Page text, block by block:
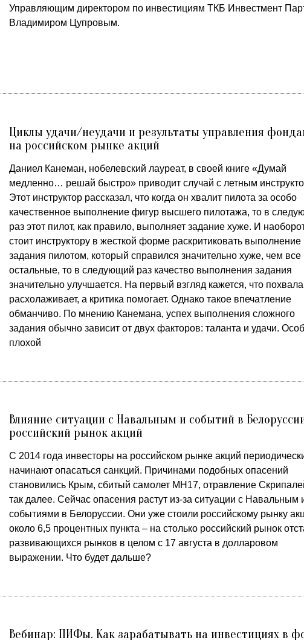
Управляющим директором по инвестициям ТКБ Инвестмент
Владимиром Цупровым.
Циклы удачи/неудачи и результаты управления
на российском рынке акций
Даниел Канеман, нобелевский лауреат, в своей книге «Думай
медленно… решай быстро» приводит случай с летным
Этот инструктор рассказал, что когда он хвалит пилота за особо
качественное выполнение фигур высшего пилотажа, то в
раз этот пилот, как правило, выполняет задание хуже. И
стоит инструктору в жесткой форме раскритиковать выполнение
задания пилотом, который справился значительно хуже, чем все
остальные, то в следующий раз качество выполнения задания
значительно улучшается. На первый взгляд кажется, что похвала
расхолаживает, а критика помогает. Однако такое впечатление
обманчиво. По мнению Канемана, успех выполнения сложного
задания обычно зависит от двух факторов: таланта и удачи.
плохой
Влияние ситуации с Навальным и событий в
российский рынок акций
С 2014 года инвесторы на российском рынке акций
начинают опасаться санкций. Причинами подобных опасений
становились Крым, сбитый самолет MH17, отравление
так далее. Сейчас опасения растут из-за ситуации с Навальным
событиями в Белоруссии. Они уже стоили российскому рынку
около 6,5 процентных пункта – на столько российский рынок
развивающихся рынков в целом с 17 августа в долларовом
выражении. Что будет дальше?
Вебинар: ПИФы. Как зарабатывать на инвестициях в